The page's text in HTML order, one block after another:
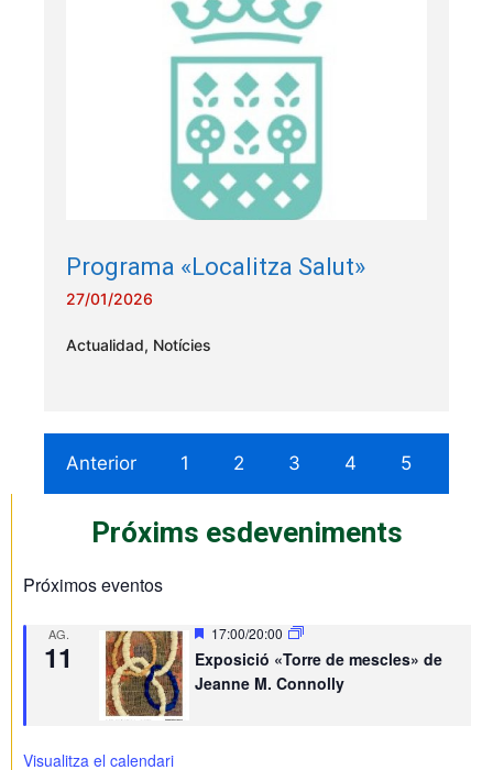
Programa «Localitza Salut»
27/01/2026
Actualidad, Notícies
Anterior 1 2 3 4 5
Próxims esdeveniments
Próximos eventos
AG.
11
D
s
t
17:00/20:00
Exposició «Torre de mescles» de
Jeanne M. Connolly
Visualitza el calendari